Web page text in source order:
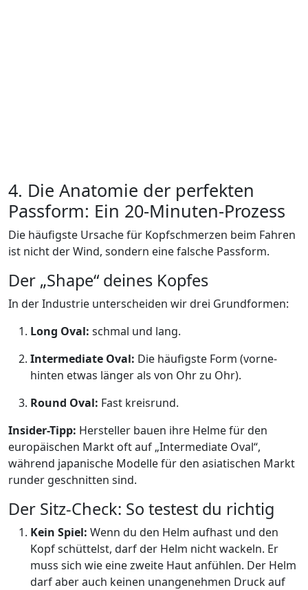
4. Die Anatomie der perfekten
Passform: Ein 20-Minuten-Prozess
Die häufigste Ursache für Kopfschmerzen beim Fahren
ist nicht der Wind, sondern eine falsche Passform.
Der „Shape“ deines Kopfes
In der Industrie unterscheiden wir drei Grundformen:
Long Oval: schmal und lang.
Intermediate Oval: Die häufigste Form (vorne-
hinten etwas länger als von Ohr zu Ohr).
Round Oval: Fast kreisrund.
Insider-Tipp: Hersteller bauen ihre Helme für den
europäischen Markt oft auf „Intermediate Oval“,
während japanische Modelle für den asiatischen Markt
runder geschnitten sind.
Der Sitz-Check: So testest du richtig
Kein Spiel: Wenn du den Helm aufhast und den
Kopf schüttelst, darf der Helm nicht wackeln. Er
muss sich wie eine zweite Haut anfühlen. Der Helm
darf aber auch keinen unangenehmen Druck auf